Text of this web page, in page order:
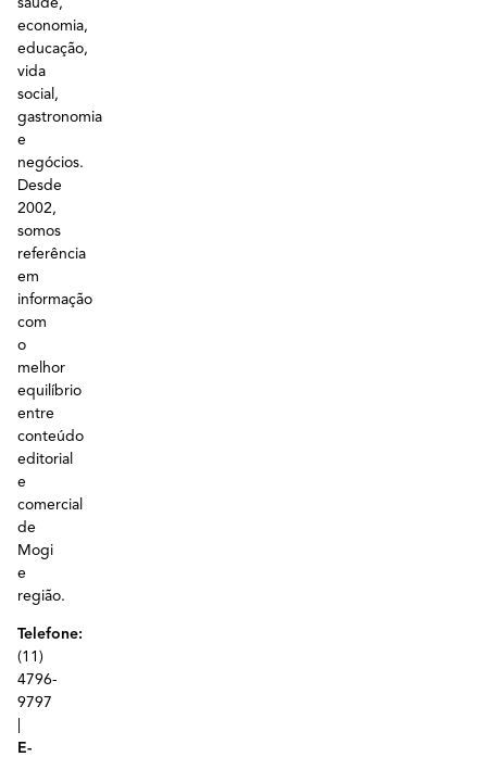
economia,
educação,
vida
social,
gastronomia
e
negócios.
Desde
2002,
somos
referência
em
informação
com
o
melhor
equilíbrio
entre
conteúdo
editorial
e
comercial
de
Mogi
e
região.
Telefone:
(11)
4796-
9797
E-